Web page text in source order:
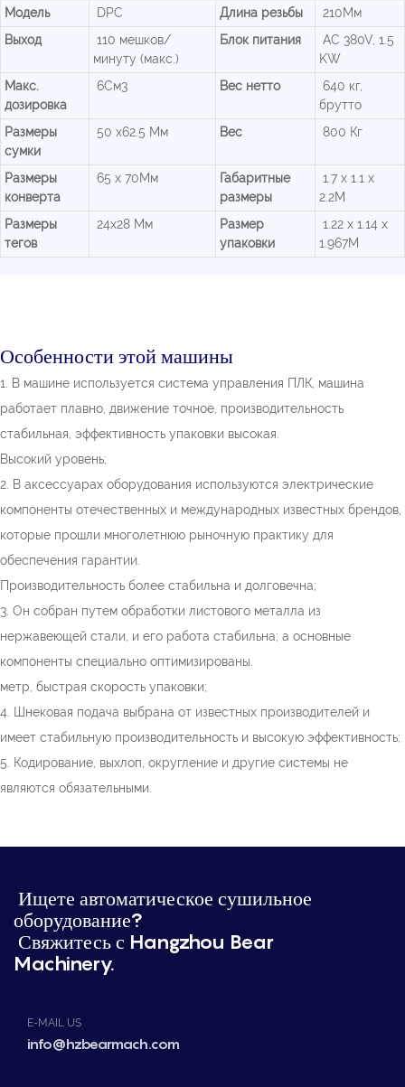
Модель DPC Длина резьбы
210Мм
Выход
110 мешков/
минуту (макс.)
Блок питания
AC 380V, 1.5
KW
Макс.
дозировка
6См3 Вес нетто
640 кг,
брутто
Размеры
сумки
50 x62.5 Мм Вес 800 Кг
Размеры
конверта
65 x 70Мм
Габаритные
размеры
1.7 x 1.1 x
2.2М
Размеры
тегов
24x28 Мм
Размер
упаковки
1.22 x 1.14 x
1.967М
Особенности этой машины
1. В машине используется система управления ПЛК, машина
работает плавно, движение точное, производительность
стабильная, эффективность упаковки высокая.
Высокий уровень;
2. В аксессуарах оборудования используются электрические
компоненты отечественных и международных известных брендов,
которые прошли многолетнюю рыночную практику для
обеспечения гарантии.
Производительность более стабильна и долговечна;
3. Он собран путем обработки листового металла из
нержавеющей стали, и его работа стабильна; а основные
компоненты специально оптимизированы.
метр, быстрая скорость упаковки;
4. Шнековая подача выбрана от известных производителей и
имеет стабильную производительность и высокую эффективность;
5. Кодирование, выхлоп, округление и другие системы не
являются обязательными.
Ищете автоматическое сушильное
оборудование?
Свяжитесь с Hangzhou Bear
Machinery.
E-MAIL US
info@hzbearmach.com